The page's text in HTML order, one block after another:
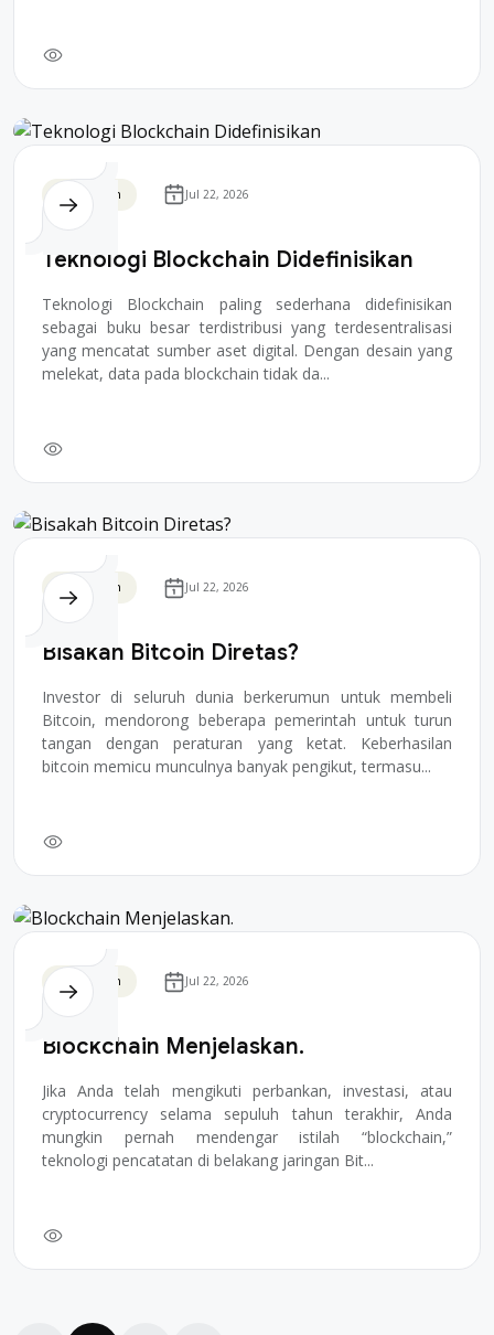
Blockchain Jul 22, 2026
Teknologi Blockchain Didefinisikan
Teknologi Blockchain paling sederhana didefinisikan
sebagai buku besar terdistribusi yang terdesentralisasi
yang mencatat sumber aset digital. Dengan desain yang
melekat, data pada blockchain tidak da...
Blockchain Jul 22, 2026
Bisakah Bitcoin Diretas?
Investor di seluruh dunia berkerumun untuk membeli
Bitcoin, mendorong beberapa pemerintah untuk turun
tangan dengan peraturan yang ketat. Keberhasilan
bitcoin memicu munculnya banyak pengikut, termasu...
Blockchain Jul 22, 2026
Blockchain Menjelaskan.
Jika Anda telah mengikuti perbankan, investasi, atau
cryptocurrency selama sepuluh tahun terakhir, Anda
mungkin pernah mendengar istilah “blockchain,”
teknologi pencatatan di belakang jaringan Bit...